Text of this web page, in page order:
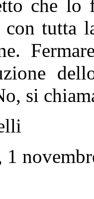
che
tutta
si
1